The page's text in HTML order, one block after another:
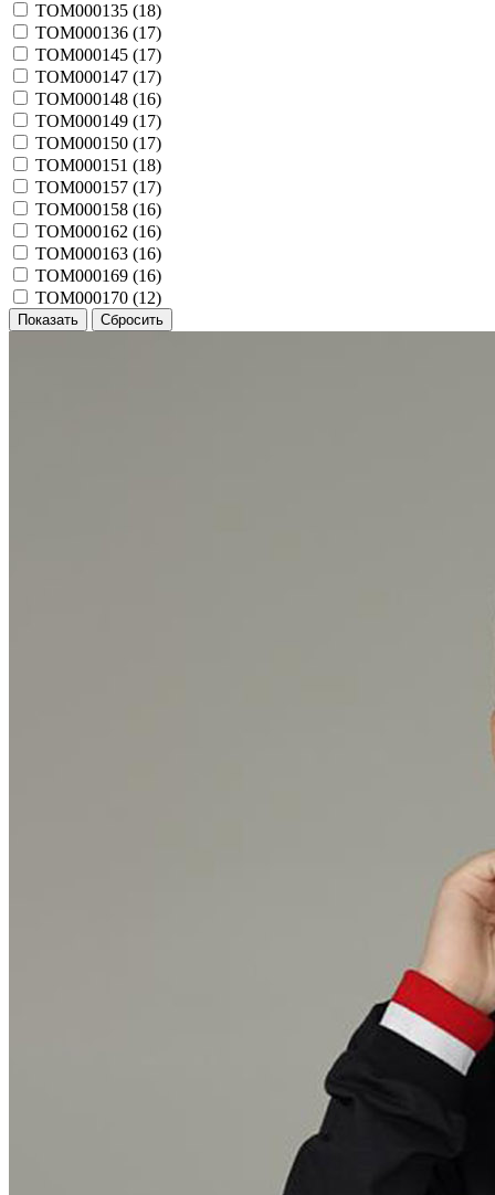
TOM000135 (18)
TOM000136 (17)
TOM000145 (17)
TOM000147 (17)
TOM000148 (16)
TOM000149 (17)
TOM000150 (17)
TOM000151 (18)
TOM000157 (17)
TOM000158 (16)
TOM000162 (16)
TOM000163 (16)
TOM000169 (16)
TOM000170 (12)